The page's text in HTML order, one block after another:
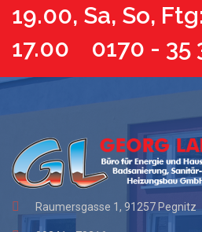
19.00, Sa, So,
17.00 0170 - 35
Raumersgasse 1, 91257 Pegnitz